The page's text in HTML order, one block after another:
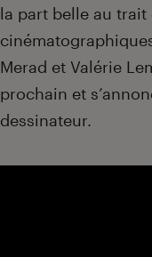
la part belle au trait
Merad et Valérie
prochain et
dessinateur.